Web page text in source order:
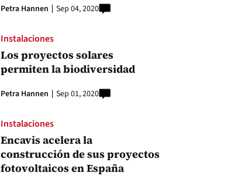
Petra Hannen Sep 04, 2020
Instalaciones
Los proyectos solares
permiten la biodiversidad
Petra Hannen Sep 01, 2020
Instalaciones
Encavis acelera la
construcción de sus proyectos
fotovoltaicos en España